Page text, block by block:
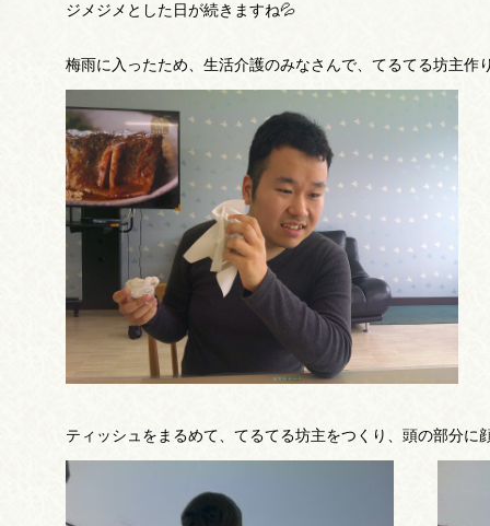
ジメジメとした日が続きますね💦
梅雨に入ったため、生活介護のみなさんで、てるてる坊主作
ティッシュをまるめて、てるてる坊主をつくり、頭の部分に